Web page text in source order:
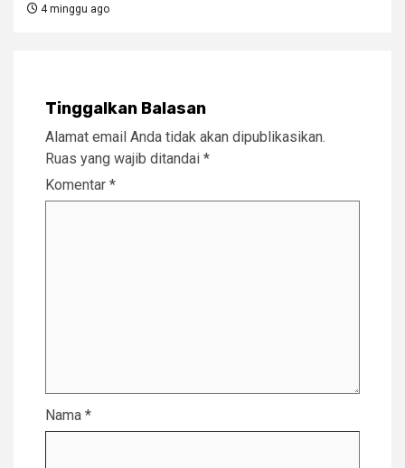
4 minggu ago
Tinggalkan Balasan
Alamat email Anda tidak akan dipublikasikan.
Ruas yang wajib ditandai *
Komentar *
Nama *